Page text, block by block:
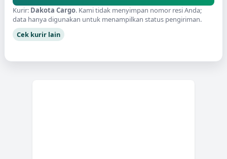
Kurir: Dakota Cargo. Kami tidak menyimpan nomor resi Anda;
data hanya digunakan untuk menampilkan status pengiriman.
Cek kurir lain